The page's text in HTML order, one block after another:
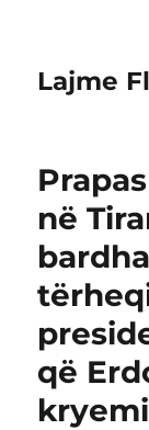
Lajme
në
që